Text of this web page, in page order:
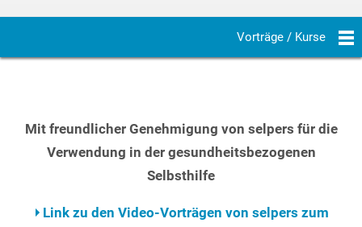
Vorträge / Kurse
Mit freundlicher Genehmigung von selpers für die
Verwendung in der gesundheitsbezogenen
Selbsthilfe
Link zu den Video-Vorträgen von selpers zum